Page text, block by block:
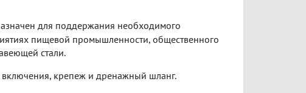
для поддержания необходимого
пищевой промышленности, общественного
стали.
крепеж и дренажный шланг.